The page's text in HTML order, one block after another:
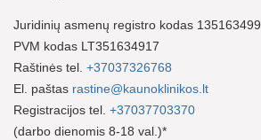
Juridinių asmenų registro kodas 135163499
PVM kodas LT351634917
Raštinės tel. +37037326768
El. paštas rastine@kaunoklinikos.lt
Registracijos tel. +37037703370
(darbo dienomis 8-18 val.)*